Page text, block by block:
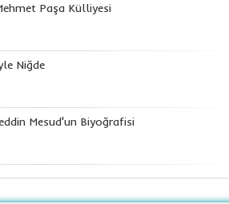
Paşa Külliyesi
Niğde
Mesud'un Biyoğrafisi